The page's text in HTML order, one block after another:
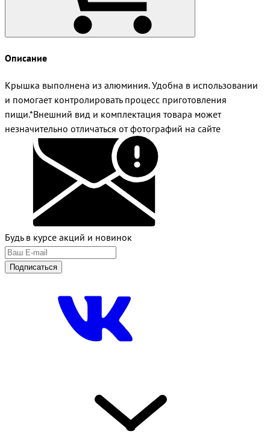
Описание
Крышка выполнена из алюминия. Удобна в использовании
и помогает контролировать процесс приготовления
пищи.*Внешний вид и комплектация товара может
незначительно отличаться от фотографий на сайте
Будь в курсе акций и новинок
Подписаться